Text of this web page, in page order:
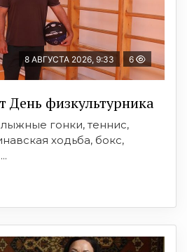
8 АВГУСТА 2026, 9:33 6
День физкультурника
гонки, теннис,
ходьба, бокс,